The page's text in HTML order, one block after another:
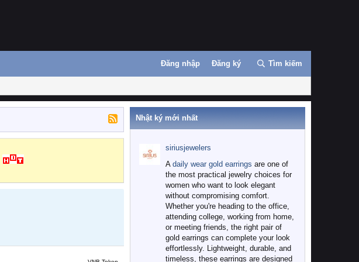
Đăng nhập Đăng ký Tìm kiếm
Nhật ký mới nhất
siriusjewelers
A daily wear gold earrings are one of
the most practical jewelry choices for
women who want to look elegant
without compromising comfort.
Whether you're heading to the office,
attending college, working from home,
or meeting friends, the right pair of
gold earrings can complete your look
effortlessly. Lightweight, durable, and
timeless, these earrings are designed